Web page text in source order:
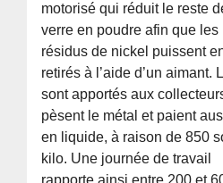
motorisé qui réduit le reste
verre en poudre afin que les
résidus de nickel puissent
retirés à l’aide d’un aimant.
sont apportés aux
pèsent le métal et paient
en liquide, à raison de 850
kilo. Une journée de travail